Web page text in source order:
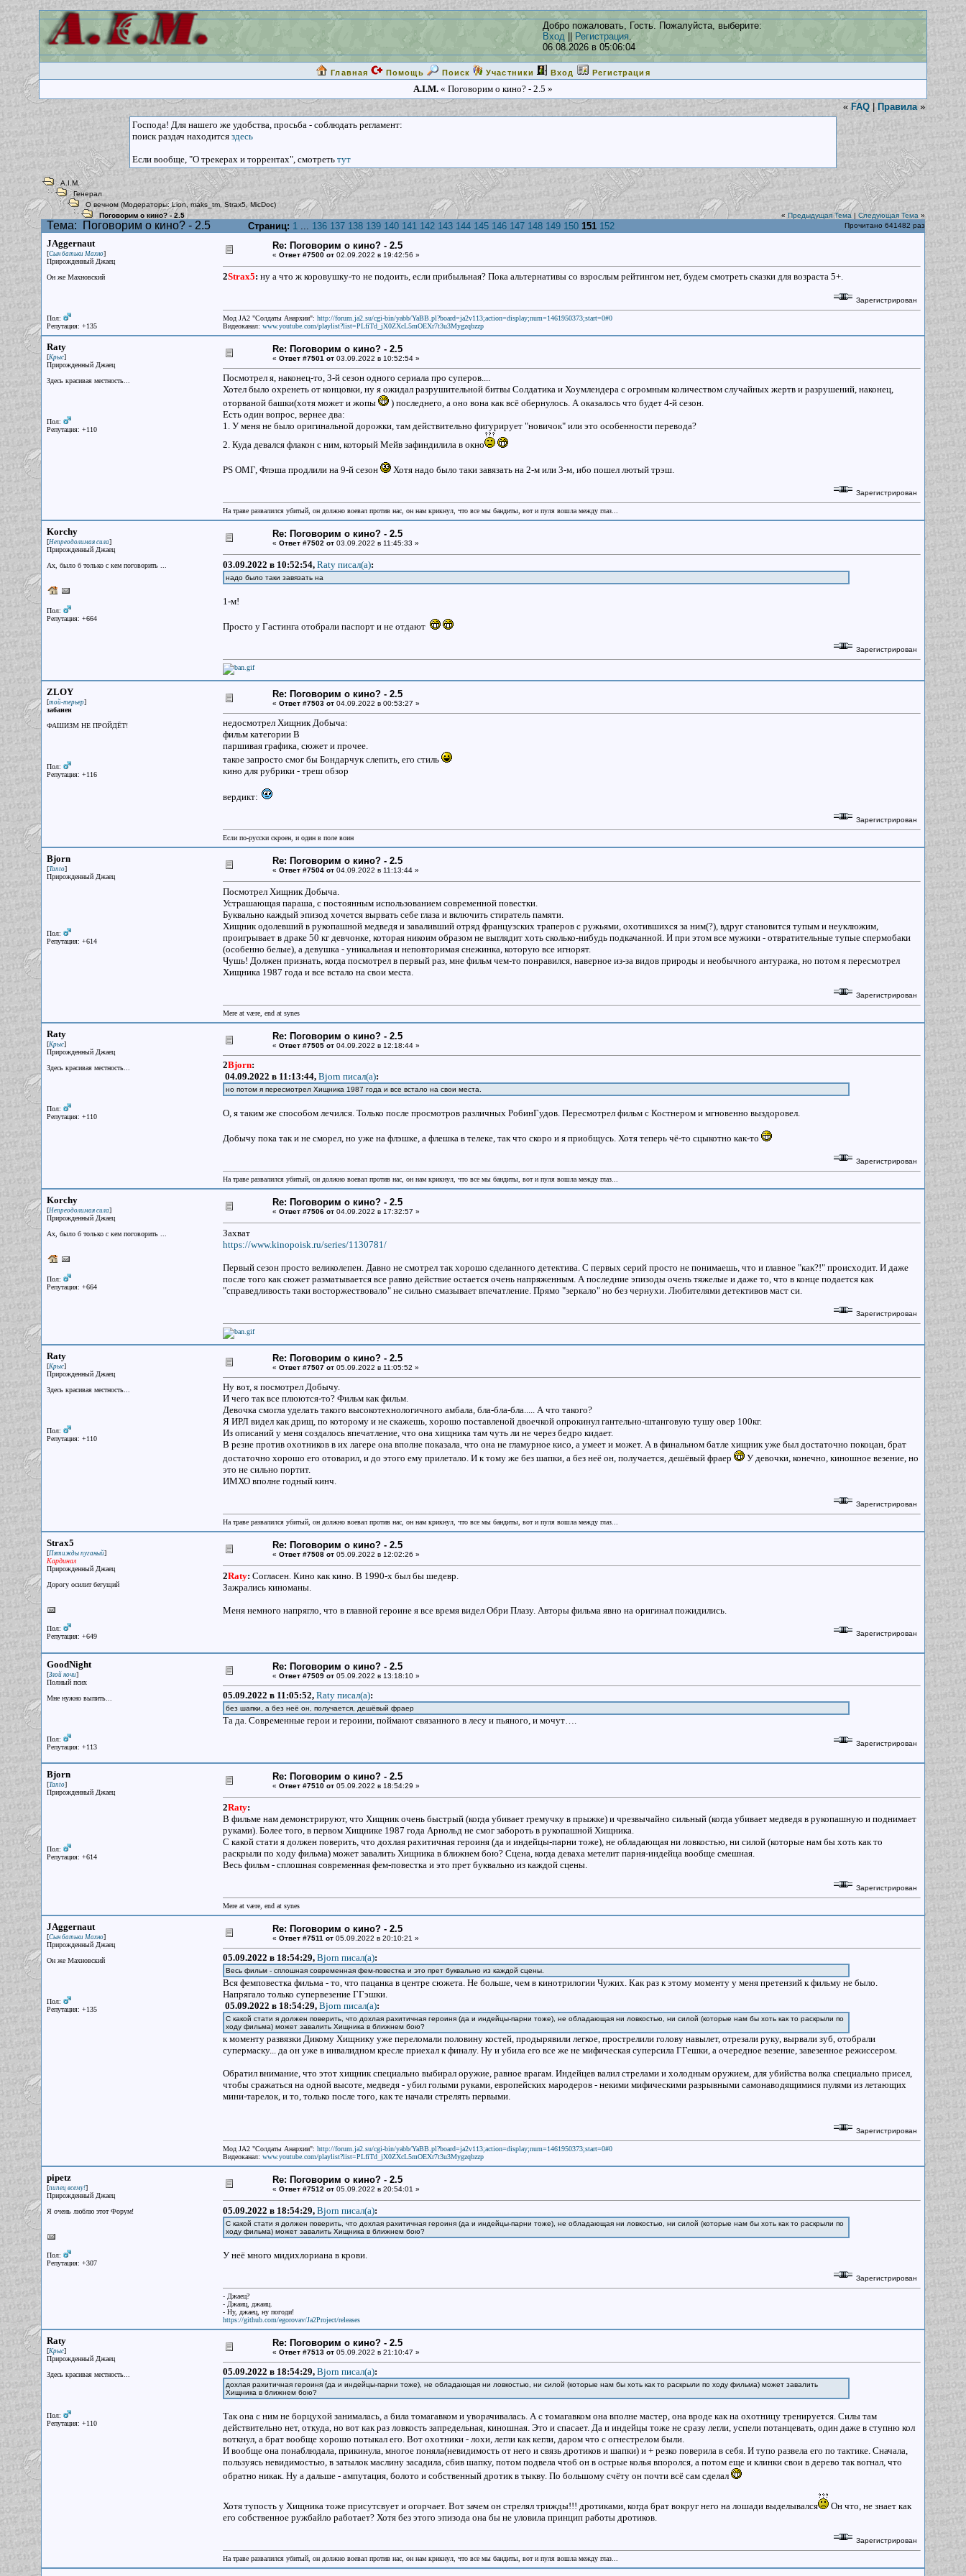
Добро пожаловать, Гость. Пожалуйста, выберите:
Вход
Регистрация.
06.08.2026 в 05:06:04
Главная Помощь Поиск Участники Вход Регистрация
A.I.M. « Поговорим о кино? - 2.5 »
« FAQ | Правила »
Господа! Для нашего же удобства, просьба - соблюдать регламент:
поиск раздач находится здесь
Если вообще, "О трекерах и торрентах", смотреть тут
A.I.M.
Генерал
О вечном (Модераторы: Lion, maks_tm Strax5 MicDoc)
Поговорим о кино? - 2.5
« Предыдущая Тема | Следующая Тема »
Тема: Поговорим о кино? - 2.5 Страниц: 1 ... 136 137 138 139 140 141 142 143 144 145 146 147 148 149 150 151 152 Прочитано 641482 раз
JAggernaut
[Сын батьки Махно]
Прирожденный Джаец
Он же Махновский
Пол:
Репутация: +135
Re: Поговорим о кино? - 2.5
« Ответ #7500 от 02.09.2022 в 19:42:56 »
2Strax5: ну а что ж коровушку-то не подоить, если прибыльная? Пока альтернативы со взрослым рейтингом нет, будем смотреть сказки для возраста 5+.
Зарегистрирован
Мод JA2 "Солдаты Анархии": http://forum.ja2.su/cgi-bin/yabb/YaBB.pl?board=ja2v113;action=display;num=1461950373;start=0#0
Видеоканал: www.youtube.com/playlist?list=PLfiTd_jX0ZXcL5mOEXr7t3u3Mygzqbzzp
Raty
[Крыс]
Прирожденный Джаец
Здесь красивая местность...
Пол:
Репутация: +110
Re: Поговорим о кино? - 2.5
« Ответ #7501 от 03.09.2022 в 10:52:54 »
Посмотрел я, наконец-то, 3-й сезон одного сериала про суперов....
Хотел было охренеть от концовки, ну я ожидал разрушительной битвы Солдатика и Хоумлендера с огромным количеством случайных жертв и разрушений, наконец,
оторваной башки(хотя может и жопы
) последнего, а оно вона как всё обернулось. А оказалось что будет 4-й сезон.
Есть один вопрос, вернее два:
1. У меня не было оригинальной дорожки, там действительно фигурирует "новичок" или это особенности перевода?
2. Куда девался флакон с ним, который Мейв зафиндилила в окно
PS ОМГ, Флэша продлили на 9-й сезон Хотя надо было таки завязать на 2-м или 3-м, ибо пошел лютый трэш.
Зарегистрирован
На траве развалился убитый, он должно воевал против нас, он нам крикнул, что все мы бандиты, вот и пуля вошла между глаз...
Korchy
[Непреодолимая сила]
Прирожденный Джаец
Ах, было б только с кем поговорить ...
Пол:
Репутация: +664
Re: Поговорим о кино? - 2.5
« Ответ #7502 от 03.09.2022 в 11:45:33 »
03.09.2022 в 10:52:54, Raty писал(a):
надо было таки завязать на
1-м!
Просто у Гастинга отобрали паспорт и не отдают
Зарегистрирован
ZLOY
[той-терьер]
забанен
ФАШИЗМ НЕ ПРОЙДЁТ!
Пол:
Репутация: +116
Re: Поговорим о кино? - 2.5
« Ответ #7503 от 04.09.2022 в 00:53:27 »
недосмотрел Хищник Добыча:
фильм категории B
паршивая графика, сюжет и прочее.
такое запросто смог бы Бондарчук слепить, его стиль
кино для рубрики - треш обзор
вердикт:
Зарегистрирован
Если по-русски скроен, и один в поле воин
Bjorn
[Tanto]
Прирожденный Джаец
Пол:
Репутация: +614
Re: Поговорим о кино? - 2.5
« Ответ #7504 от 04.09.2022 в 11:13:44 »
Посмотрел Хищник Добыча.
Устрашающая параша, с постоянным использованием современной повестки.
Буквально каждый эпизод хочется вырвать себе глаза и включить стиратель памяти.
Хищник одолевший в рукопашной медведя и заваливший отряд французских траперов с ружьями, охотившихся за ним(?), вдруг становится тупым и неуклюжим,
проигрывает в драке 50 кг девчонке, которая никоим образом не выглядит хоть сколько-нибудь подкачанной. И при этом все мужики - отвратительные тупые спермобаки
(особенно белые), а девушка - уникальная и неповторимая снежинка, которую все игнорят.
Чушь! Должен признать, когда посмотрел в первый раз, мне фильм чем-то понравился, наверное из-за видов природы и необычного антуража, но потом я пересмотрел
Хищника 1987 года и все встало на свои места.
Зарегистрирован
Mere at være, end at synes
Raty
[Крыс]
Прирожденный Джаец
Здесь красивая местность...
Пол:
Репутация: +110
Re: Поговорим о кино? - 2.5
« Ответ #7505 от 04.09.2022 в 12:18:44 »
2Bjorn:
04.09.2022 в 11:13:44, Bjorn писал(a):
но потом я пересмотрел Хищника 1987 года и все встало на свои места.
О, я таким же способом лечился. Только после просмотров различных РобинГудов. Пересмотрел фильм с Костнером и мгновенно выздоровел.
Добычу пока так и не сморел, но уже на флэшке, а флешка в телеке, так что скоро и я приобщусь. Хотя теперь чё-то сцыкотно как-то
Зарегистрирован
На траве развалился убитый, он должно воевал против нас, он нам крикнул, что все мы бандиты, вот и пуля вошла между глаз...
Korchy
[Непреодолимая сила]
Прирожденный Джаец
Ах, было б только с кем поговорить ...
Пол:
Репутация: +664
Re: Поговорим о кино? - 2.5
« Ответ #7506 от 04.09.2022 в 17:32:57 »
Захват
https://www.kinopoisk.ru/series/1130781/
Первый сезон просто великолепен. Давно не смотрел так хорошо сделанного детектива. С первых серий просто не понимаешь, что и главное "как?!" происходит. И даже
после того как сюжет разматывается все равно действие остается очень напряженным. А последние эпизоды очень тяжелые и даже то, что в конце подается как
"справедливость таки восторжествовало" не сильно смазывает впечатление. Прямо "зеркало" но без чернухи. Любителями детективов маст си.
Зарегистрирован
Raty
[Крыс]
Прирожденный Джаец
Здесь красивая местность...
Пол:
Репутация: +110
Re: Поговорим о кино? - 2.5
« Ответ #7507 от 05.09.2022 в 11:05:52 »
Ну вот, я посмотрел Добычу.
И чего так все плюются-то? Фильм как фильм.
Девочка смогла уделать такого высокотехнологичного амбала, бла-бла-бла..... А что такого?
Я ИРЛ видел как дрищ, по которому и не скажешь, хорошо поставленой двоечкой опрокинул гантельно-штанговую тушу овер 100кг.
Из описаний у меня создалось впечатление, что она хищника там чуть ли не через бедро кидает.
В резне против охотников в их лагере она вполне показала, что она не гламурное кисо, а умеет и может. А в финальном батле хищник уже был достаточно покоцан, брат
достаточно хорошо его отоварил, и до этого ему прилетало. И к тому же без шапки, а без неё он, получается, дешёвый фраер
У девочки, конечно, киношное везение, но
это не сильно портит.
ИМХО вполне годный кинч.
Зарегистрирован
На траве развалился убитый, он должно воевал против нас, он нам крикнул, что все мы бандиты, вот и пуля вошла между глаз...
Strax5
[Пятижды пуганый]
Кардинал
Прирожденный Джаец
Дорогу осилит бегущий
Пол:
Репутация: +649
Re: Поговорим о кино? - 2.5
« Ответ #7508 от 05.09.2022 в 12:02:26 »
2Raty: Согласен. Кино как кино. В 1990-х был бы шедевр.
Зажрались киноманы.
Меня немного напрягло, что в главной героине я все время видел Обри Плазу. Авторы фильма явно на оригинал пожидились.
Зарегистрирован
GoodNight
[Злой ночи]
Полный псих
Мне нужно выпить...
Пол:
Репутация: +113
Re: Поговорим о кино? - 2.5
« Ответ #7509 от 05.09.2022 в 13:18:10 »
05.09.2022 в 11:05:52, Raty писал(a):
без шапки, а без неё он, получается, дешёвый фраер
Та да. Современные герои и героини, поймают связанного в лесу и пьяного, и мочут….
Зарегистрирован
Bjorn
[Tanto]
Прирожденный Джаец
Пол:
Репутация: +614
Re: Поговорим о кино? - 2.5
« Ответ #7510 от 05.09.2022 в 18:54:29 »
2Raty:
В фильме нам демонстрируют, что Хищник очень быстрый (когда убивает гремучку в прыжке) и чрезвычайно сильный (когда убивает медведя в рукопашную и поднимает
руками). Более того, в первом Хищнике 1987 года Арнольд не смог забороть в рукопашной Хищника.
С какой стати я должен поверить, что дохлая рахитичная героиня (да и индейцы-парни тоже), не обладающая ни ловкостью, ни силой (которые нам бы хоть как то
раскрыли по ходу фильма) может завалить Хищника в ближнем бою? Сцена, когда деваха метелит парня-индейца вообще смешная.
Весь фильм - сплошная современная фем-повестка и это прет буквально из каждой сцены.
Зарегистрирован
Mere at være, end at synes
JAggernaut
[Сын батьки Махно]
Прирожденный Джаец
Он же Махновский
Пол:
Репутация: +135
Re: Поговорим о кино? - 2.5
« Ответ #7511 от 05.09.2022 в 20:10:21 »
05.09.2022 в 18:54:29, Bjorn писал(a):
Весь фильм - сплошная современная фем-повестка и это прет буквально из каждой сцены.
Вся фемповестка фильма - то, что пацанка в центре сюжета. Не больше, чем в кинотрилогии Чужих. Как раз к этому моменту у меня претензий к фильму не было.
Напрягало только супервезение ГГэшки.
05.09.2022 в 18:54:29, Bjorn писал(a):
С какой стати я должен поверить, что дохлая рахитичная героиня (да и индейцы-парни тоже), не обладающая ни ловкостью, ни силой (которые нам бы хоть как то раскрыли по
ходу фильма) может завалить Хищника в ближнем бою?
к моменту развязки Дикому Хищнику уже переломали половину костей, продырявили легкое, прострелили голову навылет, отрезали руку, вырвали зуб, отобрали
супермаску... да он уже в инвалидном кресле приехал к финалу. Ну и убила его все же не мифическая суперсила ГГешки, а очередное везение, завезенное режиссером.
Обратил внимание, что этот хищник специально выбирал оружие, равное врагам. Индейцев валил стрелами и холодным оружием, для убийства волка специально присел,
чтобы сражаться на одной высоте, медведя - убил голыми руками, европейских мародеров - некими мифическими разрывными самонаводящимися пулями из летающих
мини-тарелок, и то, только после того, как те начали стрелять первыми.
Зарегистрирован
Мод JA2 "Солдаты Анархии": http://forum.ja2.su/cgi-bin/yabb/YaBB.pl?board=ja2v113;action=display;num=1461950373;start=0#0
Видеоканал: www.youtube.com/playlist?list=PLfiTd_jX0ZXcL5mOEXr7t3u3Mygzqbzzp
pipetz
[пипец всему!]
Прирожденный Джаец
Я очень люблю этот Форум!
Пол:
Репутация: +307
Re: Поговорим о кино? - 2.5
« Ответ #7512 от 05.09.2022 в 20:54:01 »
05.09.2022 в 18:54:29, Bjorn писал(a):
С какой стати я должен поверить, что дохлая рахитичная героиня (да и индейцы-парни тоже), не обладающая ни ловкостью, ни силой (которые нам бы хоть как то раскрыли по
ходу фильма) может завалить Хищника в ближнем бою?
У неё много мидихлориана в крови.
Зарегистрирован
- Джаец?
- Джаиц, джаиц.
- Ну, джаец, ну погоди!
https://github.com/egorovav/Ja2Project/releases
Raty
[Крыс]
Прирожденный Джаец
Здесь красивая местность...
Пол:
Репутация: +110
Re: Поговорим о кино? - 2.5
« Ответ #7513 от 05.09.2022 в 21:10:47 »
05.09.2022 в 18:54:29, Bjorn писал(a):
дохлая рахитичная героиня (да и индейцы-парни тоже), не обладающая ни ловкостью, ни силой (которые нам бы хоть как то раскрыли по ходу фильма) может завалить
Хищника в ближнем бою?
Так она с ним не борцухой занималась, а била томагавком и уворачивалась. А с томагавком она вполне мастер, она вроде как на охотницу тренируется. Силы там
действительно нет, откуда, но вот как раз ловкость запредельная, киношная. Это и спасает. Да и индейцы тоже не сразу легли, успели потанцевать, один даже в ступню кол
воткнул, а брат вообще хорошо потыкал его. Вот охотники - лохи, легли как кегли, даром что с огнестрелом были.
И вообще она понаблюдала, прикинула, многое поняла(невидимость от него и связь дротиков и шапки) и + резко поверила в себя. И тупо развела его по тактике. Сначала,
пользуясь невидимостью, в затылок маслину засадила, сбив шапку, потом подвела чтоб он в острые колья впоролся, а потом еще и клинки свои в дерево так вогнал, что
обратно никак. Ну а дальше - ампутация, болото и собственный дротик в тыкву. По большому счёту он почти всё сам сделал
Хотя тупость у Хищника тоже присутсвует и огорчает. Вот зачем он стрелял трижды!!! дротиками, когда брат вокруг него на лошади выделывался
Он что, не знает как
его собственное ружбайло работает? Хотя без этого эпизода она бы не уловила принцип работы дротиков.
Зарегистрирован
На траве развалился убитый, он должно воевал против нас, он нам крикнул, что все мы бандиты, вот и пуля вошла между глаз...